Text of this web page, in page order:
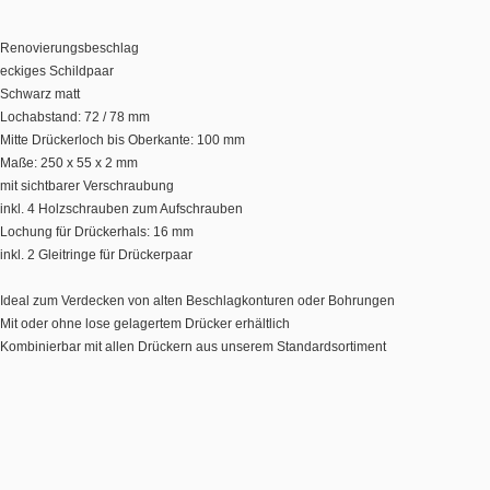
Renovierungsbeschlag
eckiges Schildpaar
Schwarz matt
Lochabstand: 72 / 78 mm
Mitte Drückerloch bis Oberkante: 100 mm
Maße: 250 x 55 x 2 mm
mit sichtbarer Verschraubung
inkl. 4 Holzschrauben zum Aufschrauben
Lochung für Drückerhals: 16 mm
inkl. 2 Gleitringe für Drückerpaar
Ideal zum Verdecken von alten Beschlagkonturen oder Bohrungen
Mit oder ohne lose gelagertem Drücker erhältlich
Kombinierbar mit allen Drückern aus unserem Standardsortiment